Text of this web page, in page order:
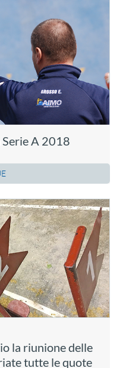
Serie A 2018
la riunione delle
tutte le quote